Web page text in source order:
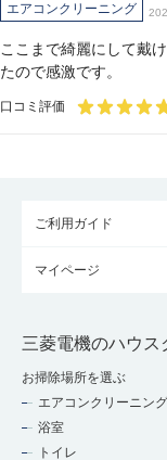
エアコンクリーニング
ここまで綺麗にして戴
たので感激です。
口コミ評価
ご利用ガイド
マイページ
三菱電機のハウス
お掃除場所を選ぶ
エアコンクリーニング
浴室
トイレ